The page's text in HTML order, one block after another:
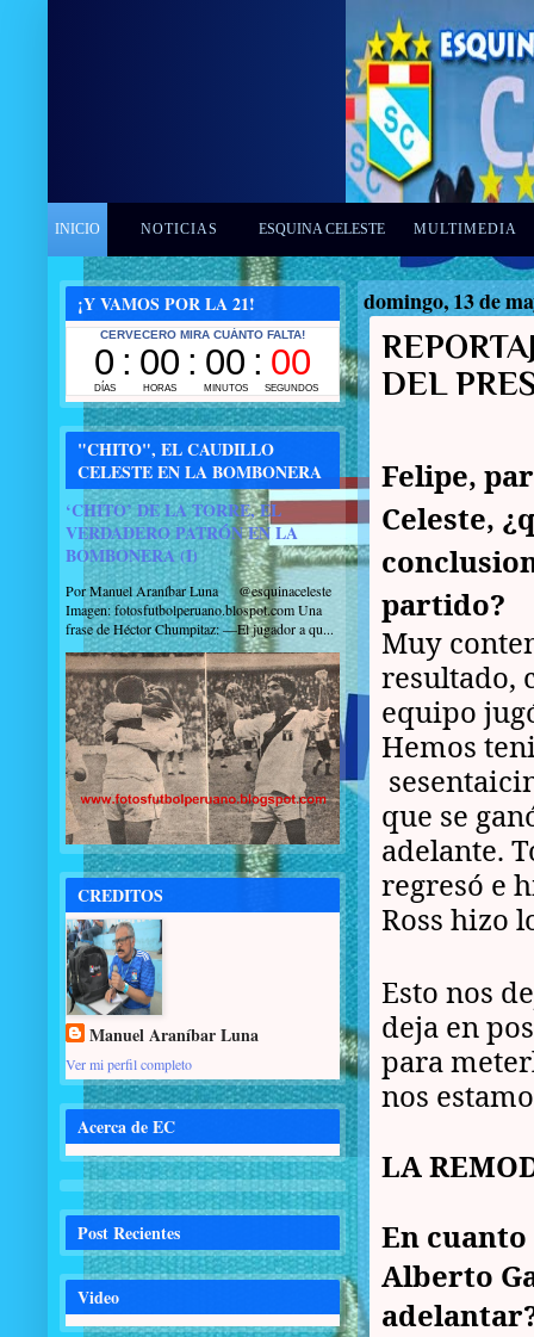
INICIO NOTICIAS ESQUINA CELESTE MULTIMEDIA
domingo, 13 de
DEL
Felipe,
Celeste,
partido?
Muy
resultado,
equipo
Hemos
que se
adelante.
regresó e
Ross hizo
Esto nos
deja en
para
nos
LA
En
Alberto
¡Y VAMOS POR LA 21!
"CHITO", EL CAUDILLO
CELESTE EN LA BOMBONERA
‘CHITO’ DE LA TORRE, EL
VERDADERO PATRÓN EN LA
BOMBONERA (I)
Por Manuel Araníbar Luna @esquinaceleste
Imagen: fotosfutbolperuano.blospot.com Una
frase de Héctor Chumpitaz: —El jugador a qu...
CREDITOS
Manuel Araníbar Luna
Ver mi perfil completo
Acerca de EC
Post Recientes
Video